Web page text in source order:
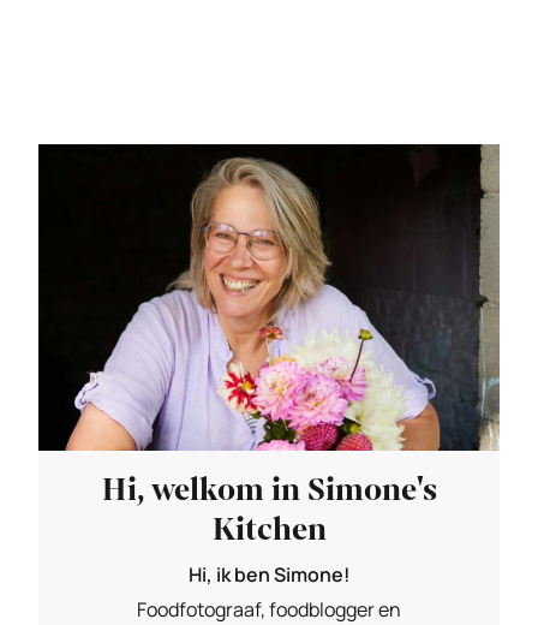
Hi, welkom in Simone's
Kitchen
Hi, ik ben Simone!
Foodfotograaf, foodblogger en